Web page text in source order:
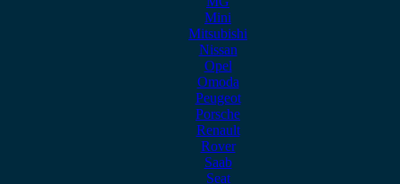
Mini
Mitsubishi
Nissan
Opel
Omoda
Peugeot
Porsche
Renault
Rover
Saab
Seat